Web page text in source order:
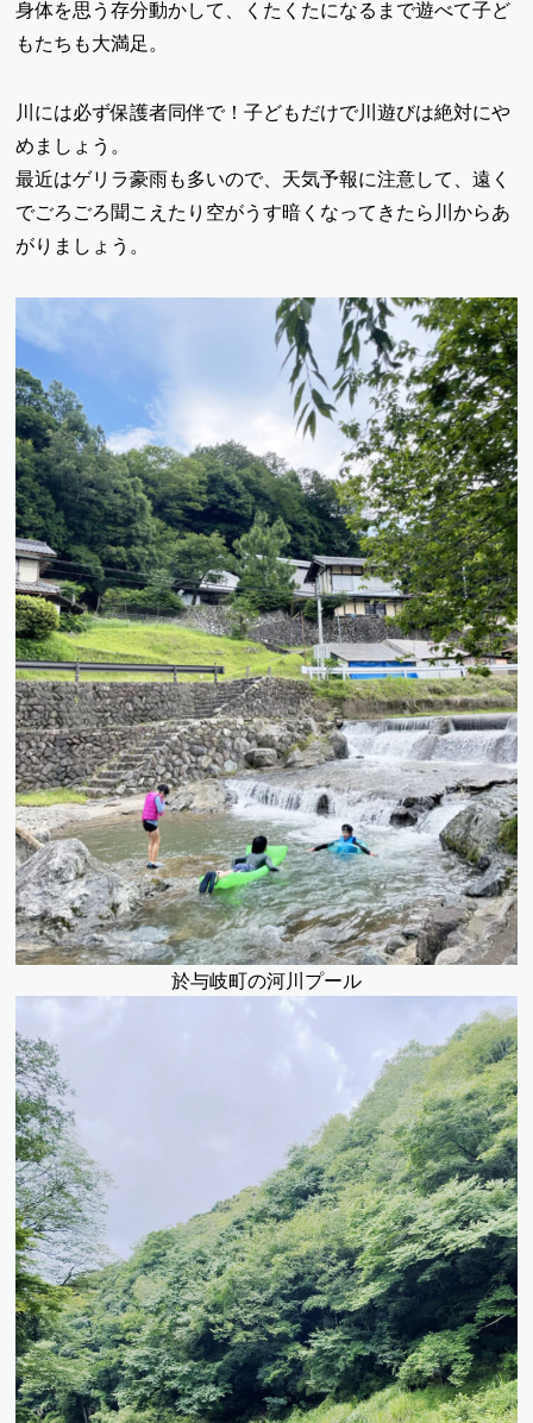
身体を思う存分動かして、くたくたになるまで遊べて子ど
もたちも大満足。
川には必ず保護者同伴で！子どもだけで川遊びは絶対にや
めましょう。
最近はゲリラ豪雨も多いので、天気予報に注意して、遠く
でごろごろ聞こえたり空がうす暗くなってきたら川からあ
がりましょう。
於与岐町の河川プール